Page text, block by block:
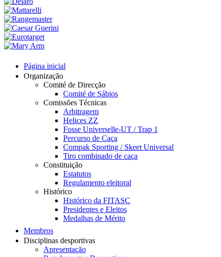
Página inicial
Organização
Comité de Direcção
Comité de Sábios
Comissões Técnicas
Arbitragem
Helices ZZ
Fosse Universelle-UT / Trap 1
Percurso de Caça
Compak Sporting / Skeet Universal
Tiro combinado de caça
Constituição
Estatutos
Regulamento eleitoral
Histórico
Histórico da FITASC
Presidentes e Eleitos
Medalhas de Mérito
Membros
Disciplinas desportivas
Apresentação